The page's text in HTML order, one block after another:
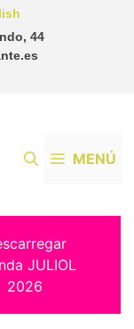
44
MENÚ
JULIOL
2026